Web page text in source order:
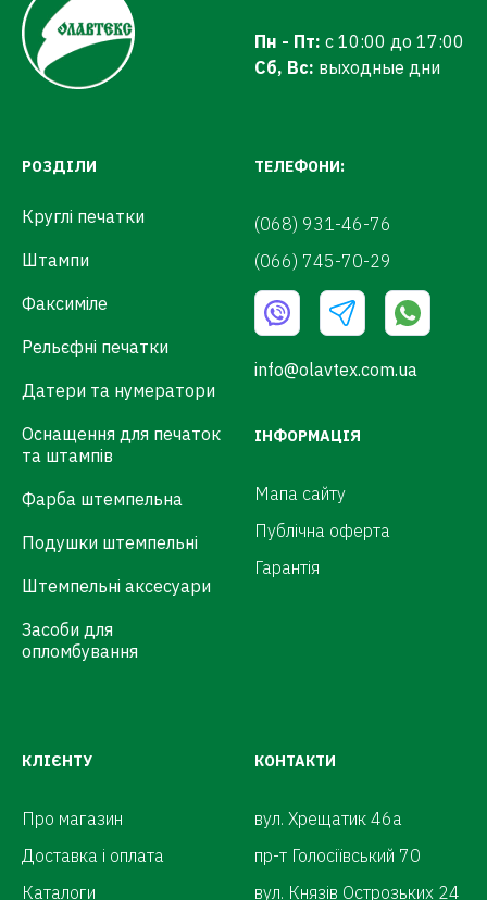
Пн - Пт: с 10:00 до 17:00
Сб, Вс: выходные дни
РОЗДІЛИ
Круглі печатки
Штампи
Факсиміле
Рельєфні печатки
Датери та нумератори
Оснащення для печаток
та штампів
Фарба штемпельна
Подушки штемпельні
Штемпельні аксесуари
Засоби для
опломбування
ТЕЛЕФОНИ:
(068) 931-46-76
(066) 745-70-29
info@olavtex.com.ua
ІНФОРМАЦІЯ
Мапа сайту
Публічна оферта
Гарантія
КЛІЄНТУ
Про магазин
Доставка і оплата
Каталоги
КОНТАКТИ
вул. Хрещатик 46а
пр-т Голосіївський 70
вул. Князів Острозьких 24